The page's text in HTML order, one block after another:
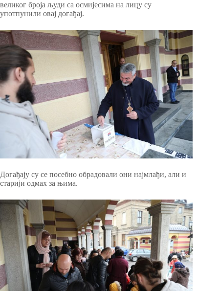
великог броја људи са осмијесима на лицу су
употпунили овај догађај.
Догађају су се посебно обрадовали они најмлађи, али и
старији одмах за њима.